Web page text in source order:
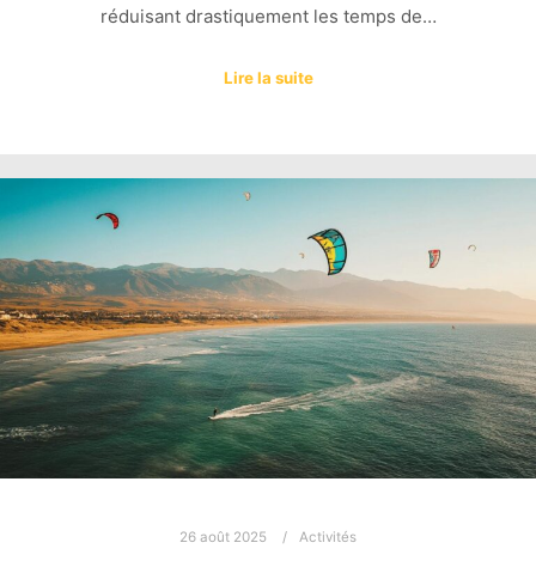
réduisant drastiquement les temps de…
Lire la suite
26 août 2025 Activités